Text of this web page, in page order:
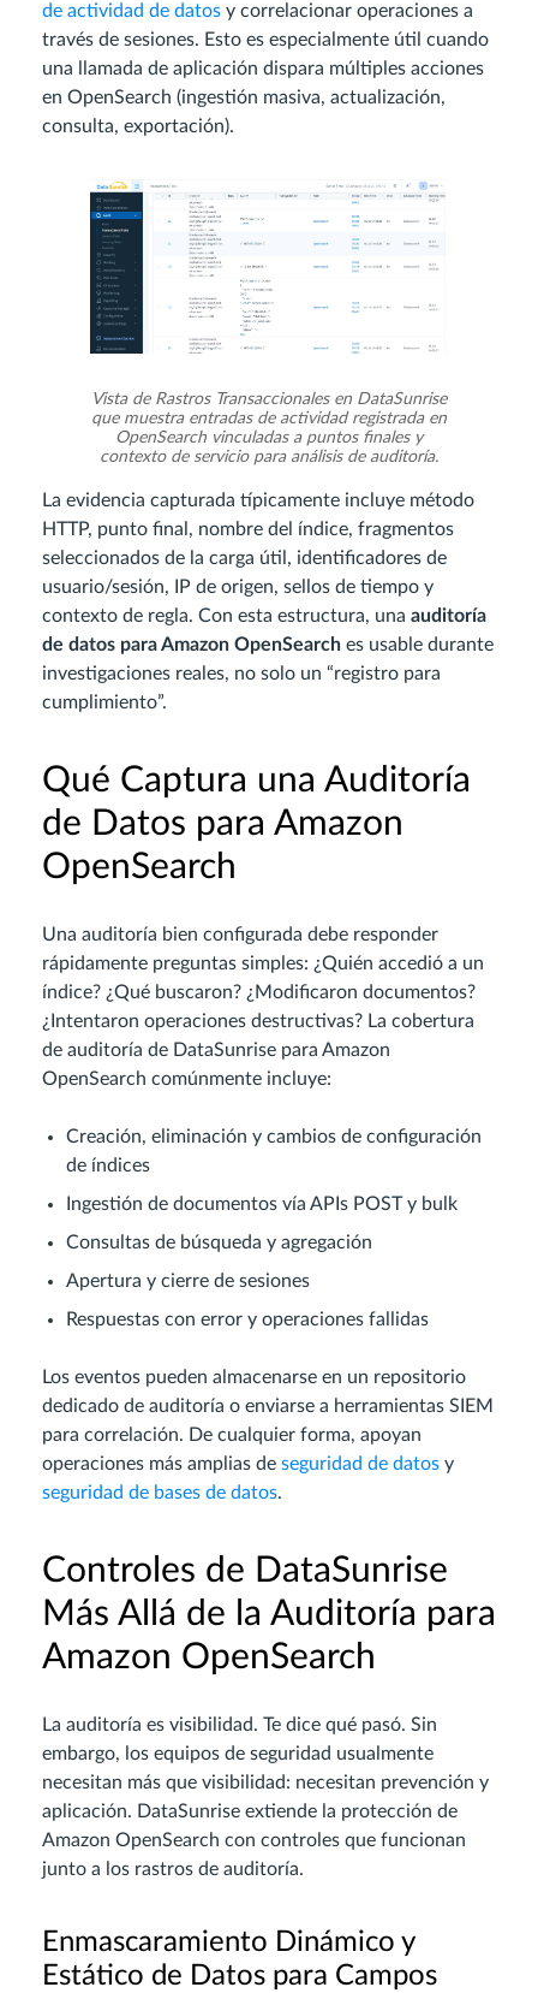
de actividad de datos y correlacionar operaciones a
través de sesiones. Esto es especialmente útil cuando
una llamada de aplicación dispara múltiples acciones
en OpenSearch (ingestión masiva, actualización,
consulta, exportación).
Vista de Rastros Transaccionales en DataSunrise
que muestra entradas de actividad registrada en
OpenSearch vinculadas a puntos finales y
contexto de servicio para análisis de auditoría.
La evidencia capturada típicamente incluye método
HTTP, punto final, nombre del índice, fragmentos
seleccionados de la carga útil, identificadores de
usuario/sesión, IP de origen, sellos de tiempo y
contexto de regla. Con esta estructura, una auditoría
de datos para Amazon OpenSearch es usable durante
investigaciones reales, no solo un “registro para
cumplimiento”.
Qué Captura una Auditoría
de Datos para Amazon
OpenSearch
Una auditoría bien configurada debe responder
rápidamente preguntas simples: ¿Quién accedió a un
índice? ¿Qué buscaron? ¿Modificaron documentos?
¿Intentaron operaciones destructivas? La cobertura
de auditoría de DataSunrise para Amazon
OpenSearch comúnmente incluye:
Creación, eliminación y cambios de configuración
de índices
Ingestión de documentos vía APIs POST y bulk
Consultas de búsqueda y agregación
Apertura y cierre de sesiones
Respuestas con error y operaciones fallidas
Los eventos pueden almacenarse en un repositorio
dedicado de auditoría o enviarse a herramientas SIEM
para correlación. De cualquier forma, apoyan
operaciones más amplias de seguridad de datos y
seguridad de bases de datos.
Controles de DataSunrise
Más Allá de la Auditoría para
Amazon OpenSearch
La auditoría es visibilidad. Te dice qué pasó. Sin
embargo, los equipos de seguridad usualmente
necesitan más que visibilidad: necesitan prevención y
aplicación. DataSunrise extiende la protección de
Amazon OpenSearch con controles que funcionan
junto a los rastros de auditoría.
Enmascaramiento Dinámico y
Estático de Datos para Campos